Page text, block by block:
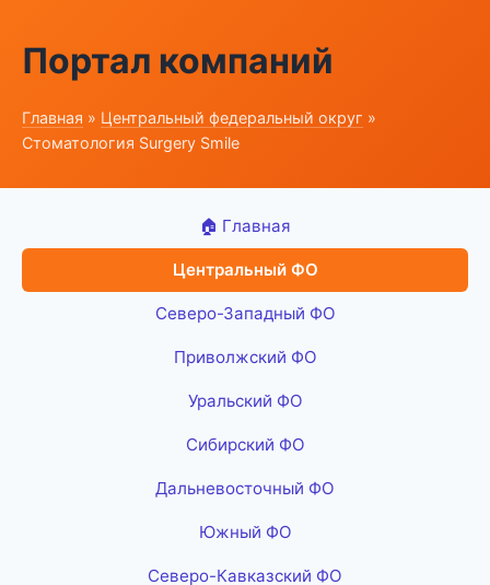
Портал компаний
Главная » Центральный федеральный округ »
Стоматология Surgery Smile
🏠 Главная
Центральный ФО
Северо-Западный ФО
Приволжский ФО
Уральский ФО
Сибирский ФО
Дальневосточный ФО
Южный ФО
Северо-Кавказский ФО